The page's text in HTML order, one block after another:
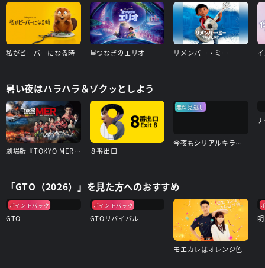
私がビーバーになる時 星つなぎのエリオ リメンバー・ミー
暑い夜はハラハラ＆ゾクッとしよう
劇場版『TOKYO MER～走る緊急救命室～南海ミッション』 ８番出口
無料見逃し
今夜もシリアルキラーと待ち合わせ
「GTO（2026）」を見た方へのおすすめ
ポイントバック
GTO
ポイントバック
GTOリバイバル
モエカレはオレンジ色